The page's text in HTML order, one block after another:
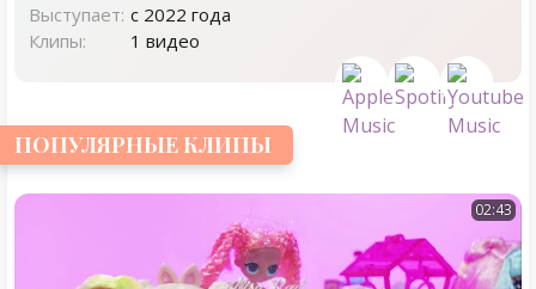
Выступает: с 2022 года
Клипы:
1 видео
ПОПУЛЯРНЫЕ КЛИПЫ
02:43